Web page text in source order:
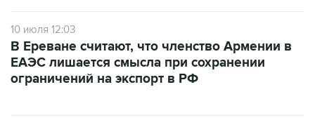
10 июля 12:03
В Ереване считают, что членство Армении в
ЕАЭС лишается смысла при сохранении
ограничений на экспорт в РФ